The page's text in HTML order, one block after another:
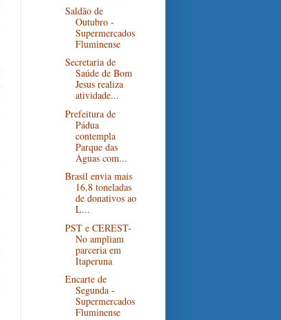
Saldão de
Outubro -
Supermercados
Fluminense
Secretaria de
Saúde de Bom
Jesus realiza
atividade...
Prefeitura de
Pádua
contempla
Parque das
Águas com...
Brasil envia mais
16,8 toneladas
de donativos ao
L...
PST e CEREST-
No ampliam
parceria em
Itaperuna
Encarte de
Segunda -
Supermercados
Fluminense